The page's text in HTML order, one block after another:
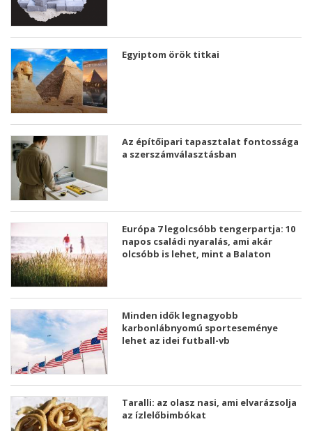
Egyiptom örök titkai
Az építőipari tapasztalat fontossága
a szerszámválasztásban
Európa 7 legolcsóbb tengerpartja: 10
napos családi nyaralás, ami akár
olcsóbb is lehet, mint a Balaton
Minden idők legnagyobb
karbonlábnyomú sporteseménye
lehet az idei futball-vb
Taralli: az olasz nasi, ami elvarázsolja
az ízlelőbimbókat